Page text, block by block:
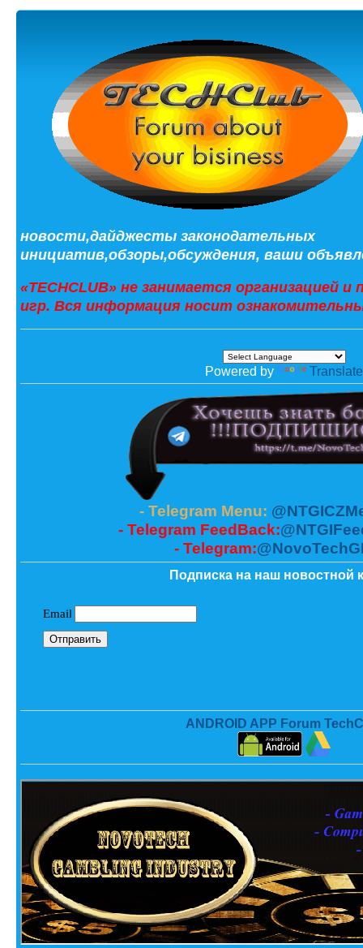
новости,дайджесты законодательных
инициатив,обзоры,обсуждения, ваши
«TECHCLUB» не занимается организацией
игр. Вся информация носит
Powered by Translate
- Telegram Menu:
- Telegram FeedBack:
- Telegram:
Подписка на наш новостной
ANDROID APP Forum